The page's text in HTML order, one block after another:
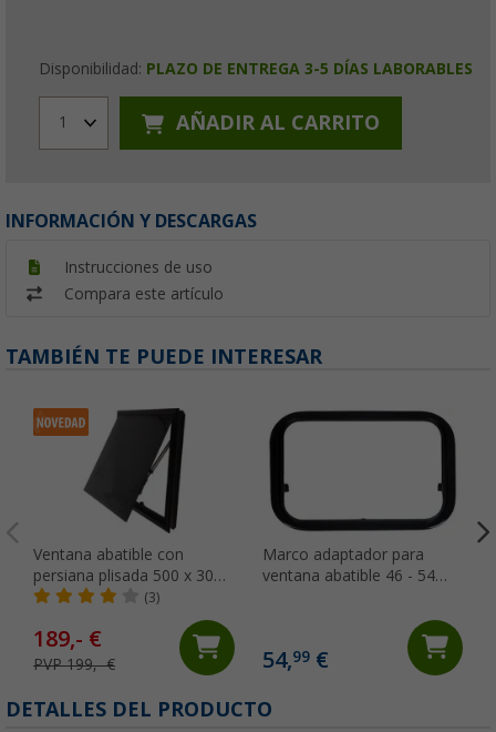
Disponibilidad: PLAZO DE ENTREGA 3-5 DÍAS LABORABLES
1 AÑADIR AL CARRITO
INFORMACIÓN Y DESCARGAS
Instrucciones de uso
Compara este artículo
TAMBIÉN TE PUEDE INTERESAR
Ventana abatible con
persiana plisada 500 x 300
mm PeakView Berger
(3)
189,- €
PVP 199,- €
Marco adaptador para
ventana abatible 46 - 54
x 50 cm LXA2191 Berger
54,99€
DETALLES DEL PRODUCTO